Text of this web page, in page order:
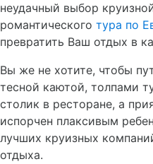
неудачный выбор
романтического тура по
превратить Ваш отдых в
Вы же не хотите, чтобы
тесной каютой, толпами
столик в ресторане, а
испорчен плаксивым
лучших круизных
отдыха.